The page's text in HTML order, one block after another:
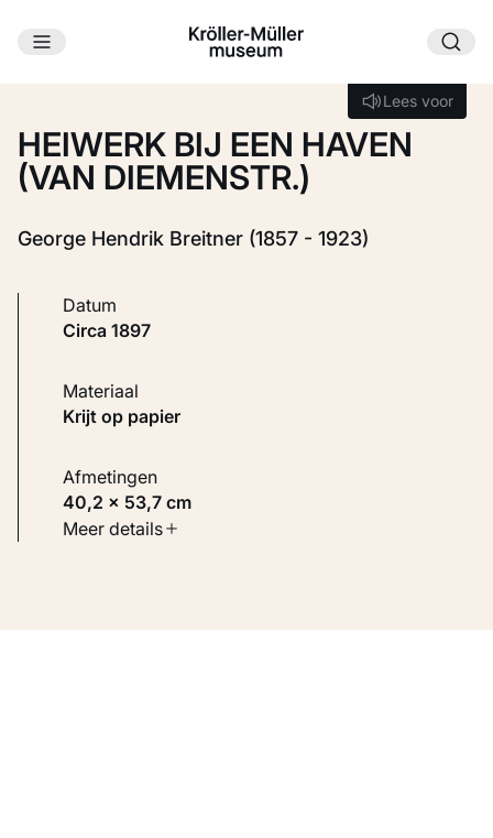
Ga naar hoofdinhoud
Lees voor
Lees voor
HEIWERK BIJ EEN HAVEN
(VAN DIEMENSTR.)
George Hendrik Breitner (1857 - 1923)
Datum
circa 1897
Materiaal
Krijt op papier
Afmetingen
40,2 × 53,7 cm
Soort werk
Meer details